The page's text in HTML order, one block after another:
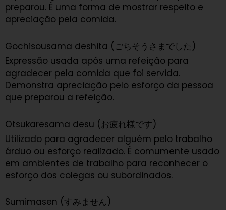
preparou. É uma forma de mostrar respeito e
apreciação pela comida.
Gochisousama deshita (ごちそうさまでした)
Expressão usada após uma refeição para
agradecer pela comida que foi servida.
Demonstra apreciação pelo esforço da pessoa
que preparou a refeição.
Otsukaresama desu (お疲れ様です)
Utilizado para agradecer alguém pelo trabalho
árduo ou esforço realizado. É comumente usado
em ambientes de trabalho para reconhecer o
esforço dos colegas ou subordinados.
Sumimasen (すみません)